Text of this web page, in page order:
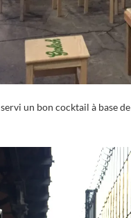
un bon cocktail à base de